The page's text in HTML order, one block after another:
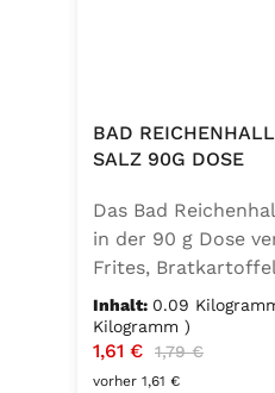
BAD
SALZ 90G DOSE
Das Bad
in der 90 g Dose
Frites,
Geschmack – ganz
Mischung ist
Inhalt: 0.09
Kilogramm )
Verkaufspreis:
1,61 € Regulärer Preis:
1,79 €
vorher 1,61 €